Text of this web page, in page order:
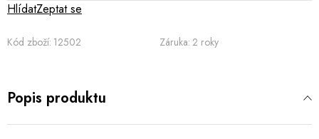
Kód zboží: 12502 Záruka: 2 roky
Zeptat se
Hlídat
Popis produktu